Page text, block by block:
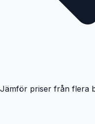
Jämför priser från flera